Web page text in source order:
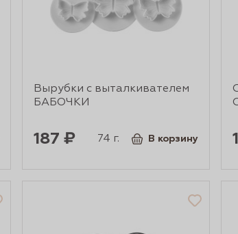
Вырубки с выталкивателем
БАБОЧКИ
187 ₽ 74 г. В корзину